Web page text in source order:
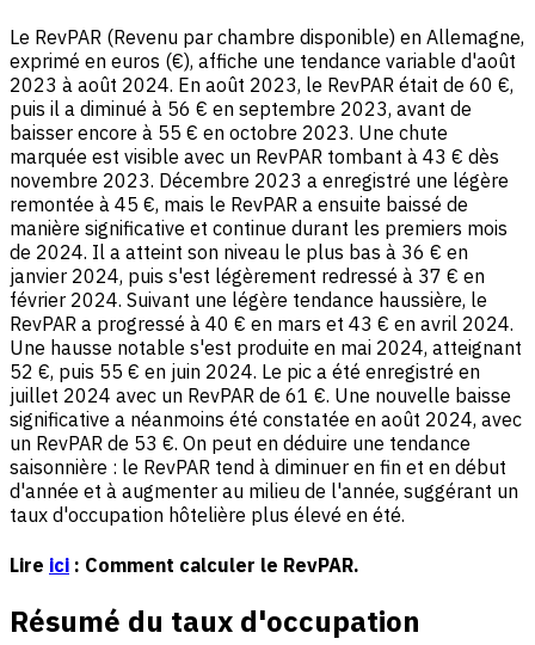
Le RevPAR (Revenu par chambre disponible) en Allemagne,
exprimé en euros (€), affiche une tendance variable d'août
2023 à août 2024. En août 2023, le RevPAR était de 60 €,
puis il a diminué à 56 € en septembre 2023, avant de
baisser encore à 55 € en octobre 2023. Une chute
marquée est visible avec un RevPAR tombant à 43 € dès
novembre 2023. Décembre 2023 a enregistré une légère
remontée à 45 €, mais le RevPAR a ensuite baissé de
manière significative et continue durant les premiers mois
de 2024. Il a atteint son niveau le plus bas à 36 € en
janvier 2024, puis s'est légèrement redressé à 37 € en
février 2024. Suivant une légère tendance haussière, le
RevPAR a progressé à 40 € en mars et 43 € en avril 2024.
Une hausse notable s'est produite en mai 2024, atteignant
52 €, puis 55 € en juin 2024. Le pic a été enregistré en
juillet 2024 avec un RevPAR de 61 €. Une nouvelle baisse
significative a néanmoins été constatée en août 2024, avec
un RevPAR de 53 €. On peut en déduire une tendance
saisonnière : le RevPAR tend à diminuer en fin et en début
d'année et à augmenter au milieu de l'année, suggérant un
taux d'occupation hôtelière plus élevé en été.
Lire ici : Comment calculer le RevPAR.
Résumé du taux d'occupation